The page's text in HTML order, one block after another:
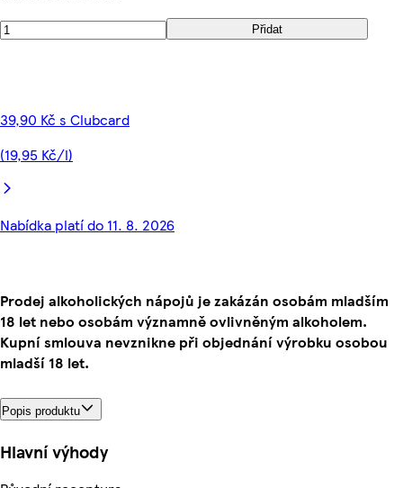
Přidat
39,90 Kč s Clubcard
(19,95 Kč/l)
Nabídka platí do 11. 8. 2026
Prodej alkoholických nápojů je zakázán osobám mladším
18 let nebo osobám významně ovlivněným alkoholem.
Kupní smlouva nevznikne při objednání výrobku osobou
mladší 18 let.
Popis produktu
Hlavní výhody